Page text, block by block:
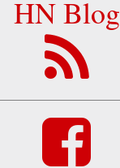
HN Blog